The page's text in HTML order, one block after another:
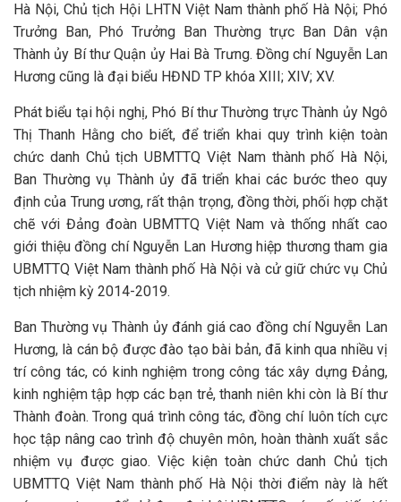
Hà Nội, Chủ tịch Hội LHTN Việt Nam thành phố Hà Nội; Phó
Trưởng Ban, Phó Trưởng Ban Thường trực Ban Dân vận
Thành ủy Bí thư Quận ủy Hai Bà Trưng. Đồng chí Nguyễn Lan
Hương cũng là đại biểu HĐND TP khóa XIII; XIV; XV.
Phát biểu tại hội nghị, Phó Bí thư Thường trực Thành ủy Ngô
Thị Thanh Hằng cho biết, để triển khai quy trình kiện toàn
chức danh Chủ tịch UBMTTQ Việt Nam thành phố Hà Nội,
Ban Thường vụ Thành ủy đã triển khai các bước theo quy
định của Trung ương, rất thận trọng, đồng thời, phối hợp chặt
chẽ với Đảng đoàn UBMTTQ Việt Nam và thống nhất cao
giới thiệu đồng chí Nguyễn Lan Hương hiệp thương tham gia
UBMTTQ Việt Nam thành phố Hà Nội và cử giữ chức vụ Chủ
tịch nhiệm kỳ 2014-2019.
Ban Thường vụ Thành ủy đánh giá cao đồng chí Nguyễn Lan
Hương, là cán bộ được đào tạo bài bản, đã kinh qua nhiều vị
trí công tác, có kinh nghiệm trong công tác xây dựng Đảng,
kinh nghiệm tập hợp các bạn trẻ, thanh niên khi còn là Bí thư
Thành đoàn. Trong quá trình công tác, đồng chí luôn tích cực
học tập nâng cao trình độ chuyên môn, hoàn thành xuất sắc
nhiệm vụ được giao. Việc kiện toàn chức danh Chủ tịch
UBMTTQ Việt Nam thành phố Hà Nội thời điểm này là hết